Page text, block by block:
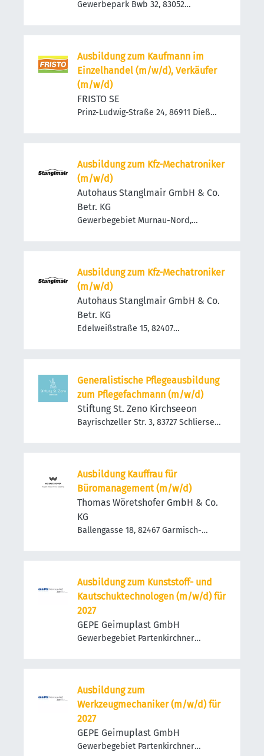
Gewerbepark Bwb 32, 83052
Ausbildung zum Kaufmann im
Einzelhandel (m/w/d), Verkäufer
(m/w/d)
FRISTO SE
Prinz-Ludwig-Straße 24, 86911 Dießen
Ausbildung zum Kfz-Mechatroniker
(m/w/d)
Autohaus Stanglmair GmbH & Co.
Betr. KG
Gewerbegebiet Murnau-Nord,
Ausbildung zum Kfz-Mechatroniker
(m/w/d)
Autohaus Stanglmair GmbH & Co.
Betr. KG
Edelweißstraße 15, 82407
Generalistische Pflegeausbildung
zum Pflegefachmann (m/w/d)
Stiftung St. Zeno Kirchseeon
Bayrischzeller Str. 3, 83727 Schliersee,
Ausbildung Kauffrau für
Büromanagement (m/w/d)
Thomas Wöretshofer GmbH & Co.
KG
Ballengasse 18, 82467 Garmisch-
Ausbildung zum Kunststoff- und
Kautschuktechnologen (m/w/d) für
2027
GEPE Geimuplast GmbH
Gewerbegebiet Partenkirchner
Ausbildung zum
Werkzeugmechaniker (m/w/d) für
2027
GEPE Geimuplast GmbH
Gewerbegebiet Partenkirchner